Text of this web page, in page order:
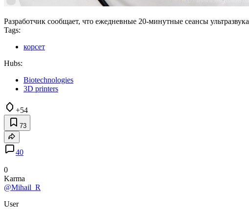
Разработчик сообщает, что ежедневные 20-минутные сеансы
Tags:
корсет
Hubs:
Biotechnologies
3D printers
+54
73
40
0
Karma
@Mihail_R
User